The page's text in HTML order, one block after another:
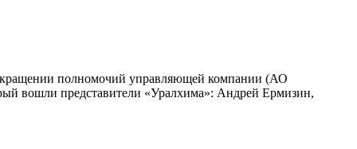
полномочий управляющей компании (АО
вошли представители «Уралхима»: Андрей Ермизин,